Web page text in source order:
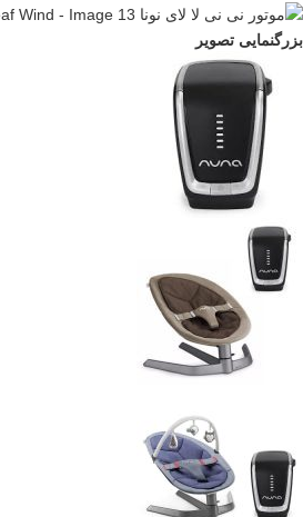
بزرگنمایی تصویر